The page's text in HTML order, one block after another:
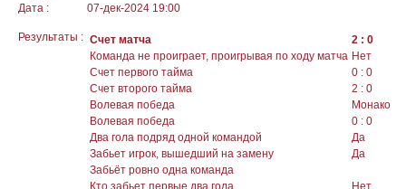
Дата :
07-дек-2024 19:00
Результаты : Счет матча
2 : 0
Команда не проиграет, проигрывая по ходу матча Нет
Счет первого тайма
0 : 0
Счет второго тайма
2 : 0
Волевая победа
Монако
Волевая победа
0 : 0
Два гола подряд одной командой
Да
Забьет игрок, вышедший на замену
Да
Забьёт ровно одна команда
Кто забьет первые два гола
Нет